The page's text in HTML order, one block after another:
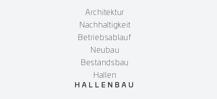
Architektur
Nachhaltigkeit
Betriebsablauf
Neubau
Bestandsbau
Hallen
HALLENBAU